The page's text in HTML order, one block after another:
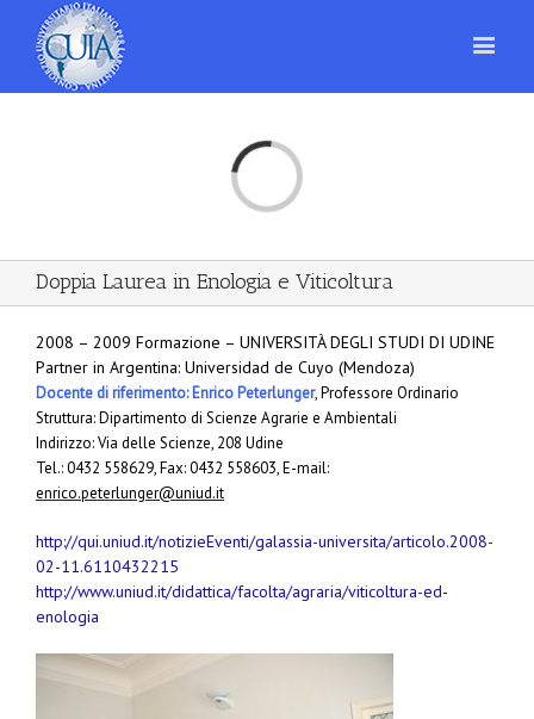
Loading...
Doppia Laurea in Enologia e Viticoltura
2008 – 2009 Formazione – UNIVERSITÀ DEGLI STUDI DI UDINE
Partner in Argentina: Universidad de Cuyo (Mendoza)
Docente di riferimento: Enrico Peterlunger, Professore Ordinario
Struttura: Dipartimento di Scienze Agrarie e Ambientali
Indirizzo: Via delle Scienze, 208 Udine
Tel.: 0432 558629, Fax: 0432 558603, E-mail:
enrico.peterlunger@uniud.it
http://qui.uniud.it/notizieEventi/galassia-universita/articolo.2008-
02-11.6110432215
http://www.uniud.it/didattica/facolta/agraria/viticoltura-ed-
enologia